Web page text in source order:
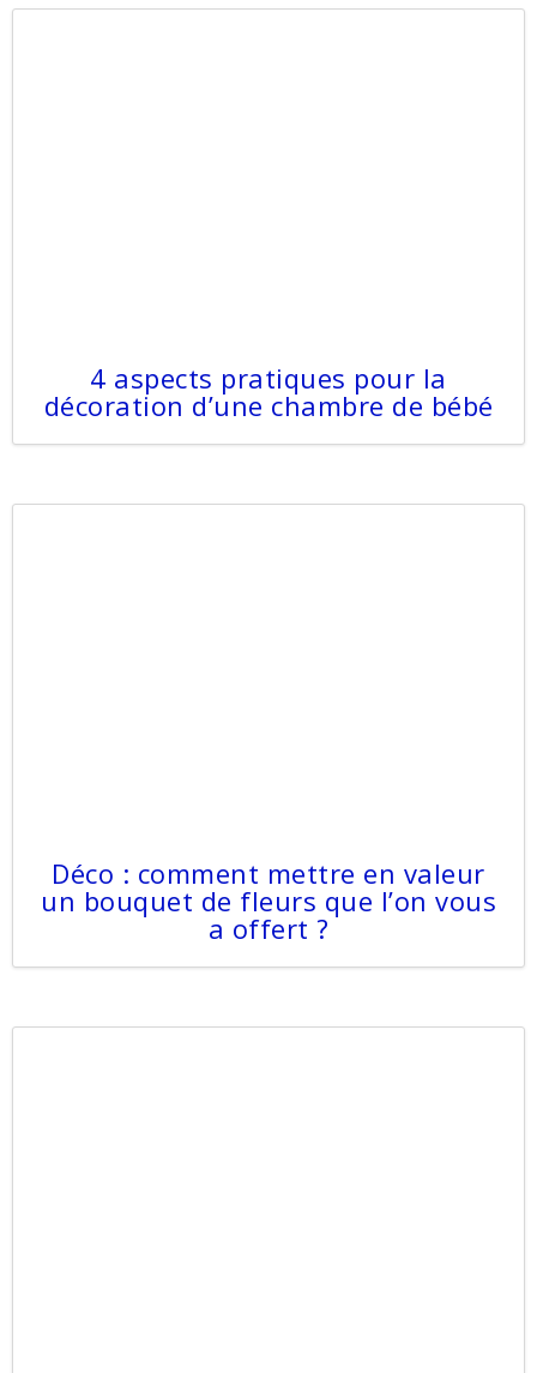
4 aspects pratiques pour la
décoration d’une chambre de bébé
Déco : comment mettre en valeur
un bouquet de fleurs que l’on vous
a offert ?